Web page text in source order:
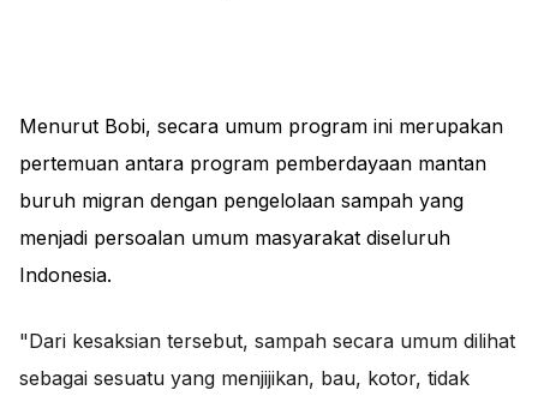
Menurut Bobi, secara umum program ini merupakan
pertemuan antara program pemberdayaan mantan
buruh migran dengan pengelolaan sampah yang
menjadi persoalan umum masyarakat diseluruh
Indonesia.
"Dari kesaksian tersebut, sampah secara umum dilihat
sebagai sesuatu yang menjijikan, bau, kotor, tidak